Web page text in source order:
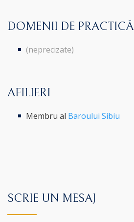
DOMENII DE PRACTICĂ
(neprecizate)
AFILIERI
Membru al Baroului Sibiu
SCRIE UN MESAJ